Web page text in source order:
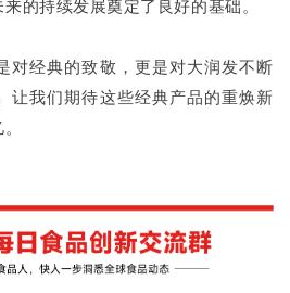
的持续发展奠定了良好的基础。
对经典的致敬，更是对大润发不断
让我们期待这些经典产品的重焕新